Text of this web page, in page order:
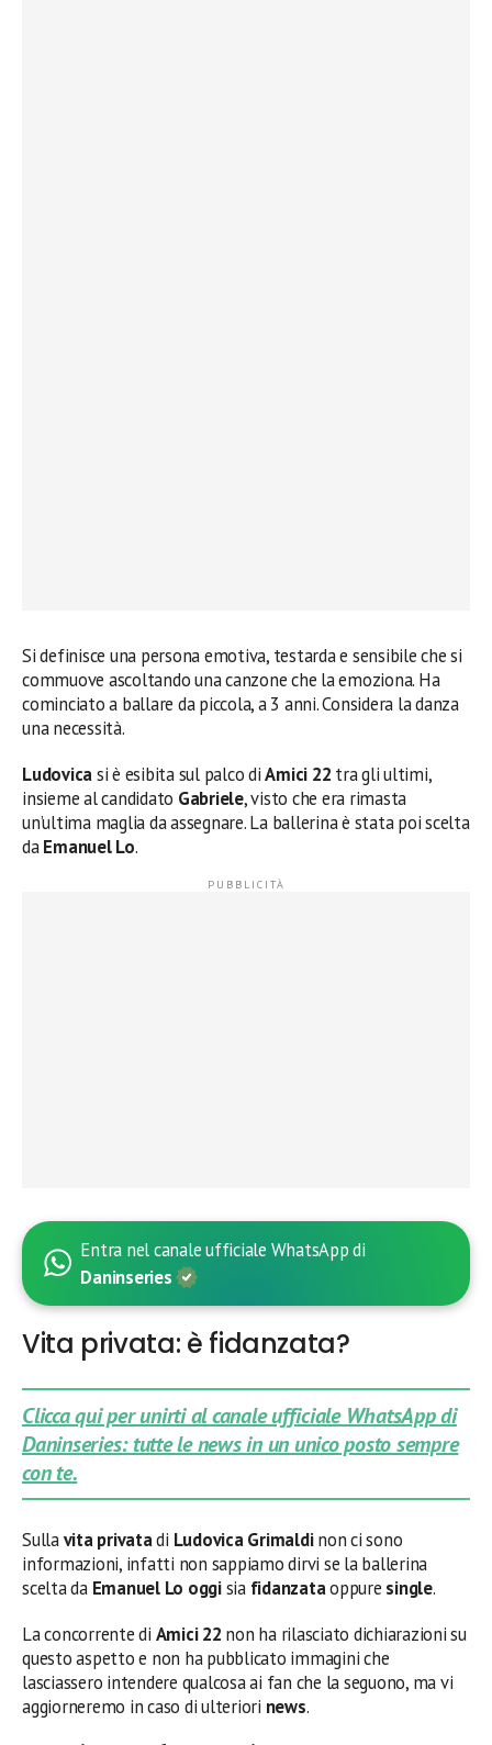
Si definisce una persona emotiva, testarda e sensibile che si
commuove ascoltando una canzone che la emoziona. Ha
cominciato a ballare da piccola, a 3 anni. Considera la danza
una necessità.
Ludovicasi è esibita sul palco diAmici 22 tra gli ultimi,
insieme al candidato Gabriele, visto che era rimasta
un’ultima maglia da assegnare. La ballerina è stata poi scelta
daEmanuel Lo.
Entra nel canale ufficiale WhatsApp di
Daninseries
Vita privata: è fidanzata?
Clicca qui per unirti al canale ufficiale WhatsApp di
Daninseries: tutte le news in un unico posto sempre
con te.
Sullavita privatadi Ludovica Grimaldinon ci sono
informazioni, infatti non sappiamo dirvi se la ballerina
scelta da Emanuel Lo oggisia fidanzataoppure single.
La concorrente di Amici 22 non ha rilasciato dichiarazioni su
questo aspetto e non ha pubblicato immagini che
lasciassero intendere qualcosa ai fan che la seguono, ma vi
aggiorneremo in caso di ulteriori news.